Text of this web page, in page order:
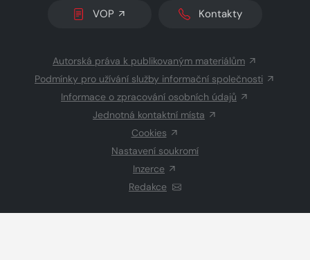
VOP Kontakty
Autorská práva k publikovaným materiálům
Podmínky pro užívání služby informační společnosti
Informace o zpracování osobních údajů
Jednotná kontaktní místa
Cookies
Nastavení soukromí
Inzerce
Redakce